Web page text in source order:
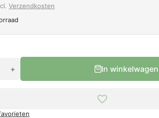
Verzendkosten
+ In winkelwagen